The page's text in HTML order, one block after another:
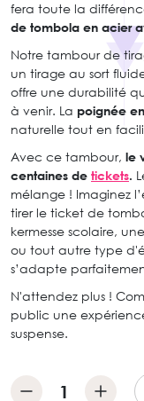
fera toute la
de tombola en acier
Notre tambour de
un tirage au sort
offre une durabilité
à venir. La poignée
naturelle tout en
Avec ce tambour, le
centaines de tickets.
mélange ! Imaginez
tirer le ticket de
kermesse scolaire, une
ou tout autre type
s’adapte
N'attendez plus !
public une
suspense.